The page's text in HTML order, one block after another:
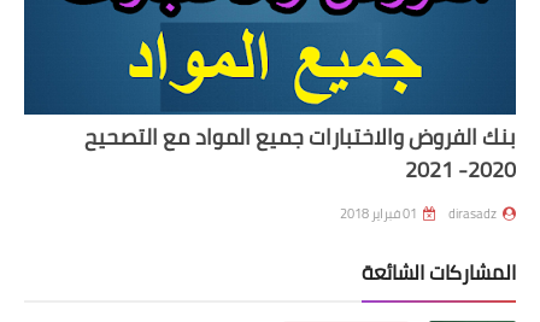
بنك الفروض والاختبارات جميع المواد مع التصحيح
2020- 2021
dirasadz 01 فبراير 2018
المشاركات الشائعة